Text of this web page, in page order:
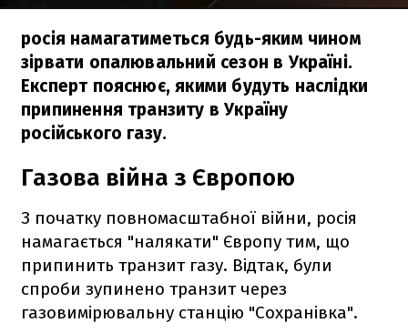
росія намагатиметься будь-яким чином
зірвати опалювальний сезон в Україні.
Експерт пояснює, якими будуть наслідки
припинення транзиту в Україну
російського газу.
Газова війна з Європою
З початку повномасштабної війни, росія
намагається "налякати" Європу тим, що
припинить транзит газу. Відтак, були
спроби зупинено транзит через
газовимірювальну станцію "Сохранівка".